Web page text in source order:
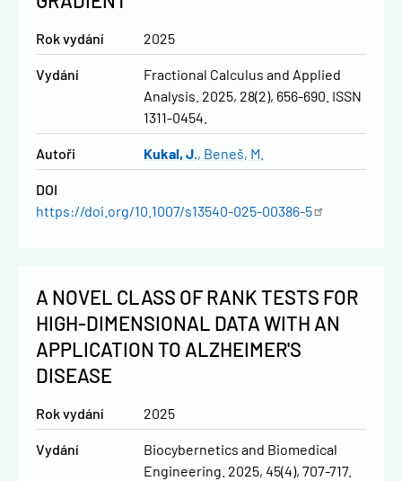
Rok vydání 2025
Vydání
Fractional Calculus and Applied
Analysis. 2025, 28(2), 656-690. ISSN
1311-0454.
Autoři Kukal, J. Beneš, M.
DOI
https://doi.org/10.1007/s13540-025-00386-5
A NOVEL CLASS OF RANK TESTS FOR
HIGH-DIMENSIONAL DATA WITH AN
APPLICATION TO ALZHEIMER'S
DISEASE
Rok vydání 2025
Vydání
Biocybernetics and Biomedical
Engineering. 2025, 45(4), 707-717.